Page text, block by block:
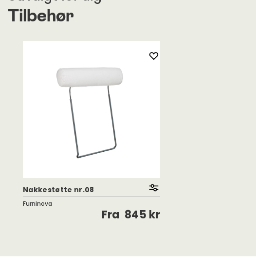
Siddeunderstellet er bygget med Nosag-fjedre.
Tilbehør
Nakkestøtte nr.08
Furninova
Fra 845 kr